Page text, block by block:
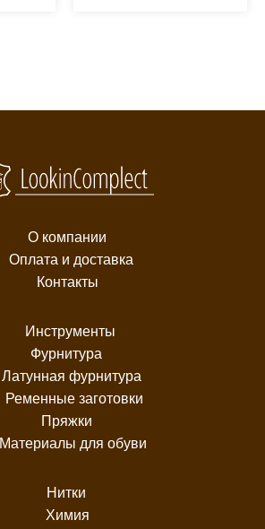
О компании
Оплата и доставка
Контакты
Инструменты
Фурнитура
Латунная фурнитура
Ременные заготовки
Материалы для обуви
Пряжки
Нитки
Химия